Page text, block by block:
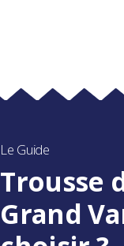
Le Guide
Trousse
Grand